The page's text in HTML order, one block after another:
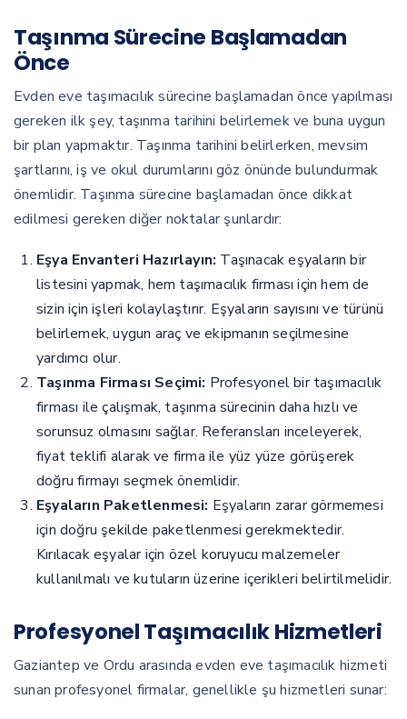
Taşınma Sürecine Başlamadan
Önce
Evden eve taşımacılık sürecine başlamadan önce yapılması
gereken ilk şey, taşınma tarihini belirlemek ve buna uygun
bir plan yapmaktır. Taşınma tarihini belirlerken, mevsim
şartlarını, iş ve okul durumlarını göz önünde bulundurmak
önemlidir. Taşınma sürecine başlamadan önce dikkat
edilmesi gereken diğer noktalar şunlardır:
Eşya Envanteri Hazırlayın: Taşınacak eşyaların bir
listesini yapmak, hem taşımacılık firması için hem de
sizin için işleri kolaylaştırır. Eşyaların sayısını ve türünü
belirlemek, uygun araç ve ekipmanın seçilmesine
yardımcı olur.
Taşınma Firması Seçimi: Profesyonel bir taşımacılık
firması ile çalışmak, taşınma sürecinin daha hızlı ve
sorunsuz olmasını sağlar. Referansları inceleyerek,
fiyat teklifi alarak ve firma ile yüz yüze görüşerek
doğru firmayı seçmek önemlidir.
Eşyaların Paketlenmesi: Eşyaların zarar görmemesi
için doğru şekilde paketlenmesi gerekmektedir.
Kırılacak eşyalar için özel koruyucu malzemeler
kullanılmalı ve kutuların üzerine içerikleri belirtilmelidir.
Profesyonel Taşımacılık Hizmetleri
Gaziantep ve Ordu arasında evden eve taşımacılık hizmeti
sunan profesyonel firmalar, genellikle şu hizmetleri sunar: